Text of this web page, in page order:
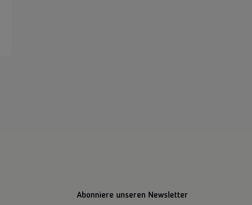
Abonniere unseren Newsletter